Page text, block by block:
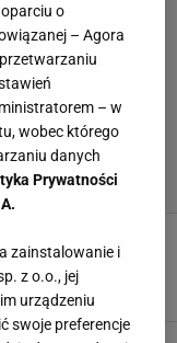
o
– Agora
– w
wobec którego
danych
Prywatności
zainstalowanie i
z o.o., jej
urządzeniu
swoje preferencje